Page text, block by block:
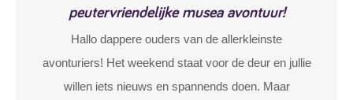
peutervriendelijke musea avontuur!
Hallo dappere ouders van de allerkleinste
avonturiers! Het weekend staat voor de deur en jullie
willen iets nieuws en spannends doen. Maar